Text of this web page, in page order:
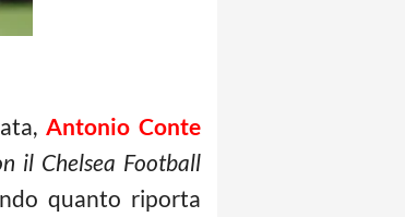
Antonio Conte
il Chelsea Football
quanto riporta